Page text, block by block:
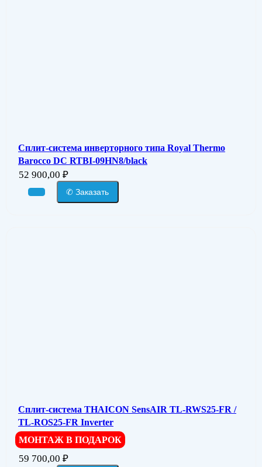
Сплит-система инверторного типа Royal Thermo
Barocco DC RTBI-09HN8/black
52 900,00 ₽
✆ Заказать
Сплит-система THAICON SensAIR TL-RWS25-FR /
TL-ROS25-FR Inverter
МОНТАЖ В ПОДАРОК
59 700,00 ₽